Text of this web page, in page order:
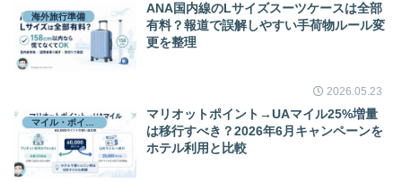
海外旅行準備
ANA国内線のLサイズスーツケースは全部
有料？報道で誤解しやすい手荷物ルール変
更を整理
2026.05.23
マイル・ポイント
マリオットポイント→UAマイル25%増量
は移行すべき？2026年6月キャンペーンを
ホテル利用と比較